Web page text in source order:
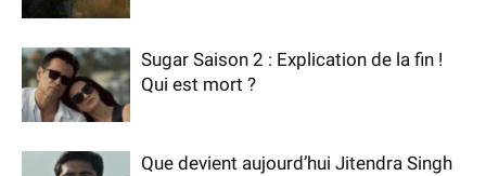
Sugar Saison 2 : Explication de la fin !
Qui est mort ?
Que devient aujourd’hui Jitendra Singh